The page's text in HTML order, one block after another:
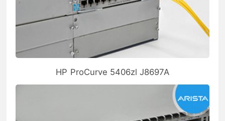
HP ProCurve 5406zl J8697A